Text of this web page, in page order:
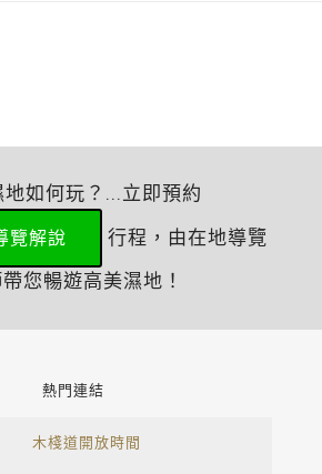
地如何玩？...立即預約
覽解說
行程，由在地導覽
您暢遊高美濕地！
熱門連結
木棧道開放時間